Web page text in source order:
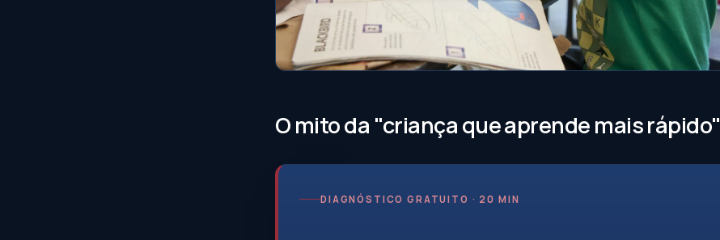
O mito da "criança que aprende mais rápido"
DIAGNÓSTICO GRATUITO · 20 MIN